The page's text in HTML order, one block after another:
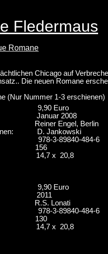
Fledermaus
Romane
Chicago auf
Die neuen Romane
(Nur Nummer 1-3 erschienen)
Euro
2008
Engel, Berlin
D. Jankowski
3-89840-484-6
156
14,7 x 20,8
Euro
2011
R.S. Lonati
3-89840-484-6
130
14,7 x 20,8